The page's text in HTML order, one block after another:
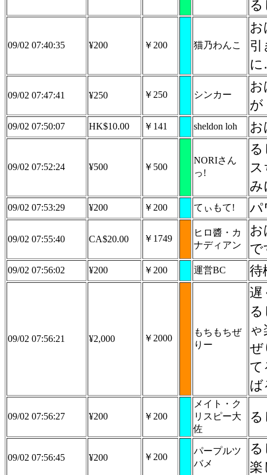
る
09/02 07:40:35 ¥200 ￥200 猫乃わんこ
お
引
09/02 07:47:41 ¥250 ￥250 シンカー
お
が
09/02 07:50:07 HK$10.00 ￥141 sheldon loh お
09/02 07:52:24 ¥500 ￥500
NORIさん
っ!
み
09/02 07:53:29 ¥200 ￥200 てぃもて! パ
09/02 07:55:40 CA$20.00 ￥1749
ヒロ醬・カ
ナディアン
お
で
09/02 07:56:02 ¥200 ￥200 運営BC 待
09/02 07:56:21 ¥2,000 ￥2000
もちもちぜ
りー
遅
ぜ
て
ば
09/02 07:56:27 ¥200 ￥200
メイト・ク
リスピー大
佐
09/02 07:56:45 ¥200 ￥200
パープルツ
バメ
楽